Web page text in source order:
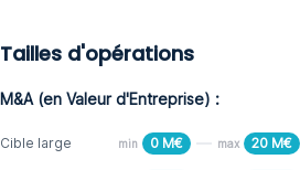
Tailles d'opérations
M&A (en Valeur d'Entreprise) :
Cible large min 0 M€ max 20 M€